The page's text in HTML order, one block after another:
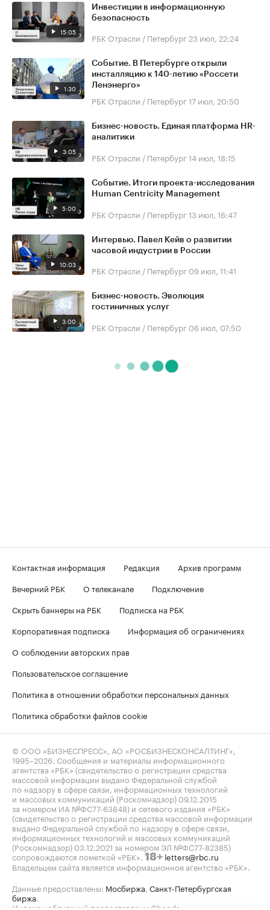
15:05
Инвестиции в информационную
безопасность
РБК Отрасли / Петербург 23 июл, 22:24
1:30
Событие. В Петербурге открыли
инсталляцию к 140-летию «Россети
Ленэнерго»
РБК Отрасли / Петербург17 июл, 20:50
3:05
Бизнес-новость. Единая платформа HR-
аналитики
РБК Отрасли / Петербург14 июл, 18:15
5:00
Событие. Итоги проекта-исследования
Human Centricity Management
РБК Отрасли / Петербург13 июл, 16:47
10:03
Интервью. Павел Кейв о развитии
часовой индустрии в России
РБК Отрасли / Петербург 09 июл, 11:41
3:00
Бизнес-новость. Эволюция
гостиничных услуг
РБК Отрасли / Петербург 06 июл, 07:50
Контактная информация Редакция
Архив программ
Вечерний РБК
О телеканале
Подключение
Скрыть баннеры на РБК
Подписка на РБК
Корпоративная подписка
Информация об ограничениях
О соблюдении авторских прав
Пользовательское соглашение
Политика в отношении обработки персональных данных
Политика обработки файлов cookie
© ООО «БИЗНЕСПРЕСС», АО «РОСБИЗНЕСКОНСАЛТИНГ»,
1995–2026. Сообщения и материалы информационного
агентства «РБК» (свидетельство о регистрации средства
массовой информации выдано Федеральной службой
по надзору в сфере связи, информационных технологий
и массовых коммуникаций (Роскомнадзор) 09.12.2015
за номером ИА №ФС77-63848) и сетевого издания «РБК»
(свидетельство о регистрации средства массовой информации
выдано Федеральной службой по надзору в сфере связи,
информационных технологий и массовых коммуникаций
(Роскомнадзор) 03.12.2021 за номером ЭЛ №ФС77-82385)
сопровождаются пометкой «РБК». 18+ letters@rbc.ru
Владельцем сайта является информационное агентство «РБК».
Данные предоставлены: Мосбиржа, Санкт-Петербургская
биржа.
Индексы облигаций предоставлены Cbonds.